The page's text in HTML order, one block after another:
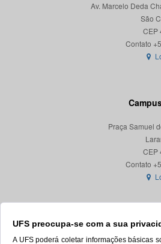
UFS preocupa-se com a sua
A UFS poderá coletar informações básicas
Av. Marcelo Deda
São
CEP
Praça Samuel
CEP